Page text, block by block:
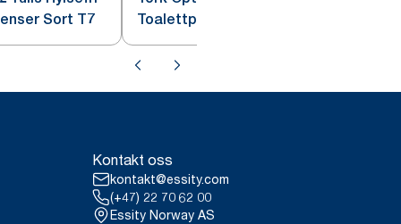
Sort T7
Toalettpapir Dispenser Hvit T7
Kontakt oss
kontakt@essity.com
(+47) 22 70 62 00
Essity Norway AS